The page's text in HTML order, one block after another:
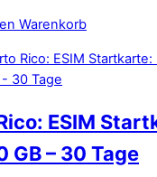
Warenkorb
ESIM
GB – 30 Tage